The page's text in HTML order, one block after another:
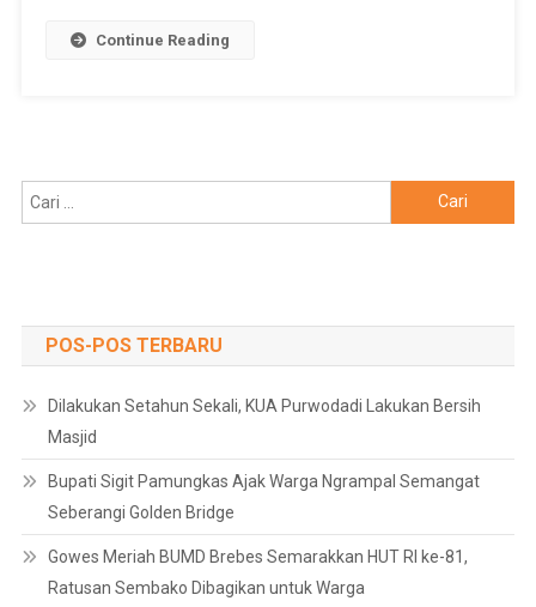
Continue Reading
untuk:
POS-POS TERBARU
Dilakukan Setahun Sekali, KUA Purwodadi Lakukan Bersih
Masjid
Bupati Sigit Pamungkas Ajak Warga Ngrampal Semangat
Seberangi Golden Bridge
Gowes Meriah BUMD Brebes Semarakkan HUT RI ke-81,
Ratusan Sembako Dibagikan untuk Warga